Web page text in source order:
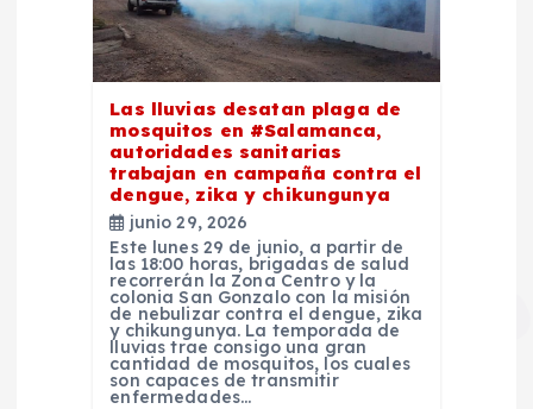
Las lluvias desatan plaga de
mosquitos en #Salamanca,
autoridades sanitarias
trabajan en campaña contra el
dengue, zika y chikungunya
junio 29, 2026
Este lunes 29 de junio, a partir de
las 18:00 horas, brigadas de salud
recorrerán la Zona Centro y la
colonia San Gonzalo con la misión
de nebulizar contra el dengue, zika
y chikungunya. La temporada de
lluvias trae consigo una gran
cantidad de mosquitos, los cuales
son capaces de transmitir
enfermedades…